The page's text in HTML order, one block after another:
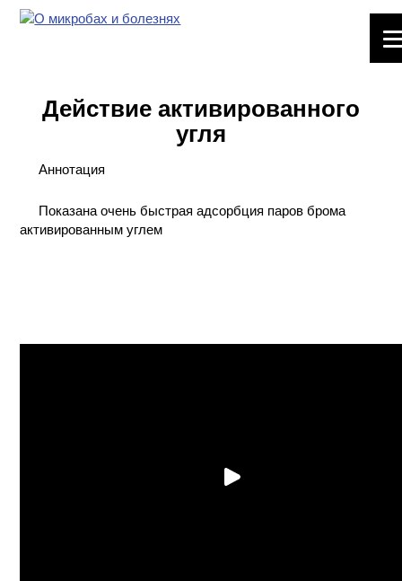
ХИМИЧЕСКАЯ
ВРЕДНЫЕ
ПРОИЗВОДСТВЕ
Действие активированного
угля
Аннотация
Показана очень быстрая адсорбция паров брома
активированным углем